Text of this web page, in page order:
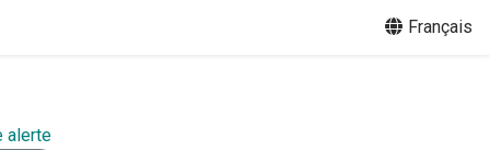
Français
alerte